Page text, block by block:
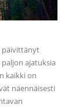
päivittänyt
ajatuksia
kaikki on
näennäisesti